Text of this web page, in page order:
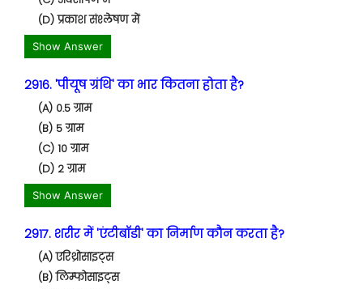
(D) प्रकाश संश्लेषण में
Show Answer
2916. 'पीयूष ग्रंथि' का भार कितना होता है?
(A) 0.5 ग्राम
(B) 5 ग्राम
(C) 10 ग्राम
(D) 2 ग्राम
Show Answer
2917. शरीर में 'एंटीबॉडी' का निर्माण कौन करता है?
(A) एरिथ्रोसाइट्स
(B) लिम्फोसाइट्स